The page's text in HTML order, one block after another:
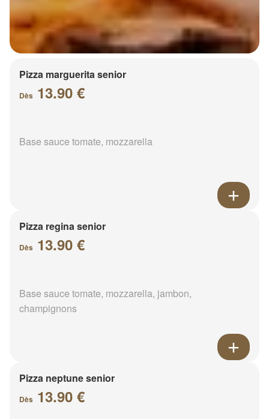
Pizza marguerita senior
Dès 13.90 €
Base sauce tomate, mozzarella
Pizza regina senior
Dès 13.90 €
Base sauce tomate, mozzarella, jambon,
champignons
Pizza neptune senior
Dès 13.90 €